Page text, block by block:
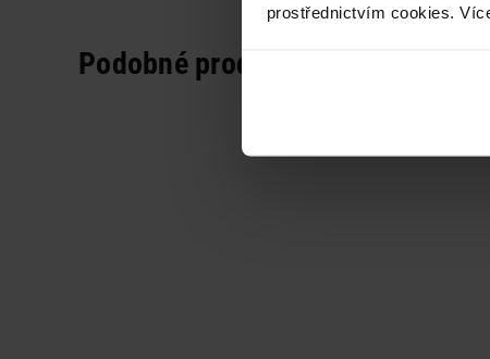
prostřednictvím cookies.
Podobné produkty